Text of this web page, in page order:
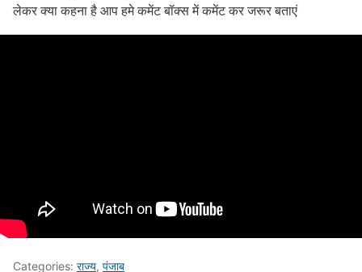
लेकर क्या कहना है आप हमे कमेंट बॉक्स में कमेंट कर जरूर बताएं
Categories: राज्य, पंजाब